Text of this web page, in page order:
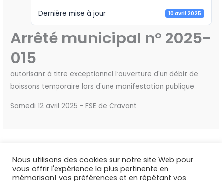
Dernière mise à jour 10 avril 2025
Arrêté municipal n° 2025-
015
autorisant à titre exceptionnel l’ouverture d'un débit de
boissons temporaire lors d'une manifestation publique
Samedi 12 avril 2025 - FSE de Cravant
Nous utilisons des cookies sur notre site Web pour
vous offrir l'expérience la plus pertinente en
mémorisant vos préférences et en répétant vos